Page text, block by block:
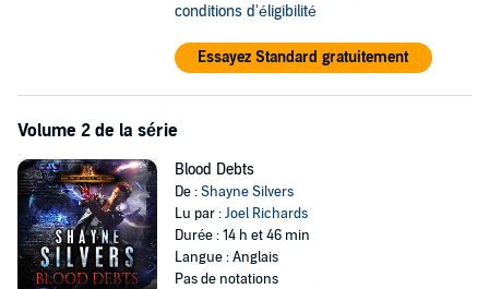
conditions d'éligibilité
Essayez Standard gratuitement
Volume 2 de la série
Blood Debts
De :Shayne Silvers
Lu par :Joel Richards
Durée : 14 h et 46 min
Langue : Anglais
Pas de notations